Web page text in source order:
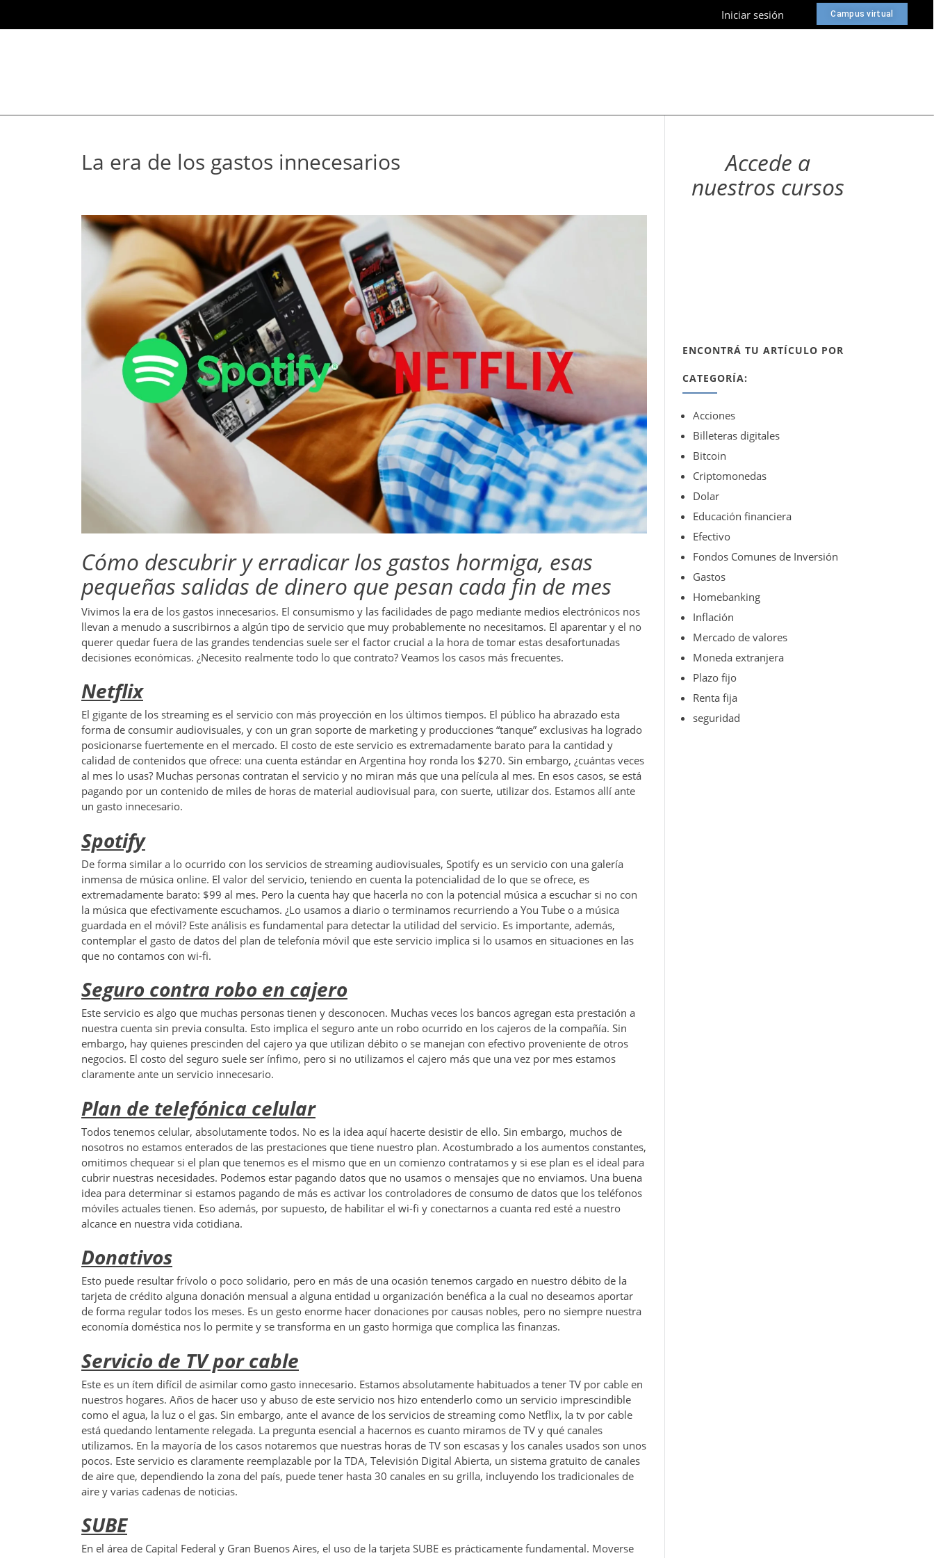
Iniciar sesión Campus virtual
La era de los gastos innecesarios
Cómo descubrir y erradicar los gastos hormiga, esas
pequeñas salidas de dinero que pesan cada fin de mes
Vivimos la era de los gastos innecesarios. El consumismo y las facilidades de pago mediante medios electrónicos nos
llevan a menudo a suscribirnos a algún tipo de servicio que muy probablemente no necesitamos. El aparentar y el no
querer quedar fuera de las grandes tendencias suele ser el factor crucial a la hora de tomar estas desafortunadas
decisiones económicas. ¿Necesito realmente todo lo que contrato? Veamos los casos más frecuentes.
Netflix
El gigante de los streaming es el servicio con más proyección en los últimos tiempos. El público ha abrazado esta
forma de consumir audiovisuales, y con un gran soporte de marketing y producciones “tanque” exclusivas ha logrado
posicionarse fuertemente en el mercado. El costo de este servicio es extremadamente barato para la cantidad y
calidad de contenidos que ofrece: una cuenta estándar en Argentina hoy ronda los $270. Sin embargo, ¿cuántas veces
al mes lo usas? Muchas personas contratan el servicio y no miran más que una película al mes. En esos casos, se está
pagando por un contenido de miles de horas de material audiovisual para, con suerte, utilizar dos. Estamos allí ante
un gasto innecesario.
Spotify
De forma similar a lo ocurrido con los servicios de streaming audiovisuales, Spotify es un servicio con una galería
inmensa de música online. El valor del servicio, teniendo en cuenta la potencialidad de lo que se ofrece, es
extremadamente barato: $99 al mes. Pero la cuenta hay que hacerla no con la potencial música a escuchar si no con
la música que efectivamente escuchamos. ¿Lo usamos a diario o terminamos recurriendo a You Tube o a música
guardada en el móvil? Este análisis es fundamental para detectar la utilidad del servicio. Es importante, además,
contemplar el gasto de datos del plan de telefonía móvil que este servicio implica si lo usamos en situaciones en las
que no contamos con wi-fi.
Seguro contra robo en cajero
Este servicio es algo que muchas personas tienen y desconocen. Muchas veces los bancos agregan esta prestación a
nuestra cuenta sin previa consulta. Esto implica el seguro ante un robo ocurrido en los cajeros de la compañía. Sin
embargo, hay quienes prescinden del cajero ya que utilizan débito o se manejan con efectivo proveniente de otros
negocios. El costo del seguro suele ser ínfimo, pero si no utilizamos el cajero más que una vez por mes estamos
claramente ante un servicio innecesario.
Plan de telefónica celular
Todos tenemos celular, absolutamente todos. No es la idea aquí hacerte desistir de ello. Sin embargo, muchos de
nosotros no estamos enterados de las prestaciones que tiene nuestro plan. Acostumbrado a los aumentos constantes,
omitimos chequear si el plan que tenemos es el mismo que en un comienzo contratamos y si ese plan es el ideal para
cubrir nuestras necesidades. Podemos estar pagando datos que no usamos o mensajes que no enviamos. Una buena
idea para determinar si estamos pagando de más es activar los controladores de consumo de datos que los teléfonos
móviles actuales tienen. Eso además, por supuesto, de habilitar el wi-fi y conectarnos a cuanta red esté a nuestro
alcance en nuestra vida cotidiana.
Donativos
Esto puede resultar frívolo o poco solidario, pero en más de una ocasión tenemos cargado en nuestro débito de la
tarjeta de crédito alguna donación mensual a alguna entidad u organización benéfica a la cual no deseamos aportar
de forma regular todos los meses. Es un gesto enorme hacer donaciones por causas nobles, pero no siempre nuestra
economía doméstica nos lo permite y se transforma en un gasto hormiga que complica las finanzas.
Servicio de TV por cable
Este es un ítem difícil de asimilar como gasto innecesario. Estamos absolutamente habituados a tener TV por cable en
nuestros hogares. Años de hacer uso y abuso de este servicio nos hizo entenderlo como un servicio imprescindible
como el agua, la luz o el gas. Sin embargo, ante el avance de los servicios de streaming como Netflix, la tv por cable
está quedando lentamente relegada. La pregunta esencial a hacernos es cuanto miramos de TV y qué canales
utilizamos. En la mayoría de los casos notaremos que nuestras horas de TV son escasas y los canales usados son unos
pocos. Este servicio es claramente reemplazable por la TDA, Televisión Digital Abierta, un sistema gratuito de canales
de aire que, dependiendo la zona del país, puede tener hasta 30 canales en su grilla, incluyendo los tradicionales de
aire y varias cadenas de noticias.
SUBE
En el área de Capital Federal y Gran Buenos Aires, el uso de la tarjeta SUBE es prácticamente fundamental. Moverse
Accede a
nuestros cursos
ENCONTRÁ TU ARTÍCULO POR
CATEGORÍA:
Acciones
Billeteras digitales
Bitcoin
Criptomonedas
Dolar
Educación financiera
Efectivo
Fondos Comunes de Inversión
Gastos
Homebanking
Inflación
Mercado de valores
Moneda extranjera
Plazo fijo
Renta fija
seguridad